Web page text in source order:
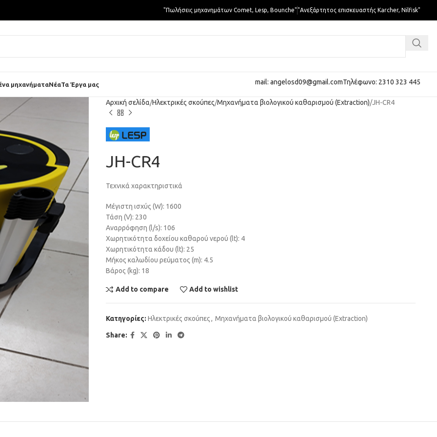
"Πωλήσεις μηχανημάτων Comet, Lesp, Bounche""Ανεξάρτητος επισκευαστής Karcher, Nilfisk"
μηχανήματαΝέαΤα Έργα μας mail: angelosd09@gmail.comΤηλέφωνο: 2310 323 445
Αρχική σελίδα Ηλεκτρικές σκούπες Μηχανήματα βιολογικού καθαρισμού (Extraction) JH-CR4
JH-CR4
Τεχνικά χαρακτηριστικά
Μέγιστη ισχύς (W): 1600
Τάση (V): 230
Αναρρόφηση (l/s): 106
Χωρητικότητα δοχείου καθαρού νερού (lt): 4
Χωρητικότητα κάδου (lt): 25
Μήκος καλωδίου ρεύματος (m): 4.5
Βάρος (kg): 18
Add to compare Add to wishlist
Κατηγορίες: Ηλεκτρικές σκούπες, Μηχανήματα βιολογικού καθαρισμού (Extraction)
Share: